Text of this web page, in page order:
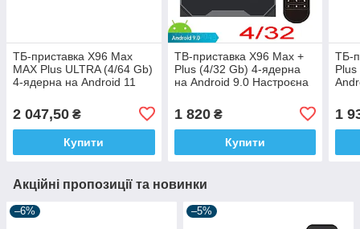
ТБ-приставка X96 Max
MAX Plus ULTRA (4/64 Gb)
4-ядерна на Android 11
2 047,50 ₴
Купити
ТВ-приставка X96 Max +
Plus (4/32 Gb) 4-ядерна
на Android 9.0 Настроєна
1 820₴
Купити
ТБ-
1
Акційні пропозиції та новинки
–6% –5%